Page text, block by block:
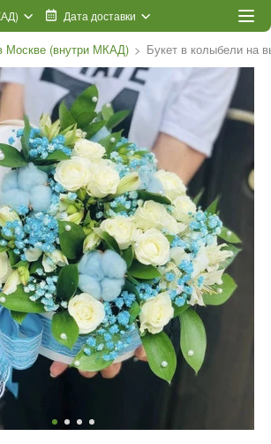
Дата доставки
Москве (внутри МКАД) Букет в колыбели на